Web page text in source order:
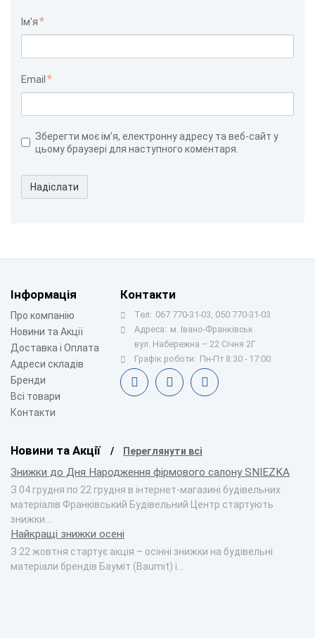
Ім'я
Email
Зберегти моє ім’я, електронну адресу та веб-сайт у
цьому браузері для наступного коментаря.
Надіслати
Інформація
Про компанію
Новини та Акції
Доставка і Оплата
Адреси складів
Бренди
Всі товари
Контакти
Контакти
Тел: 067 770-31-03, 050 770-31-03
Адреса: м. Івано-Франківськ
вул. Набережна – 22 Січня 2Г
Графік роботи: Пн-Пт 8:30 - 17:00
Новини та Акції Переглянути всі
Знижки до Дня Народження фірмового салону SNIEZKA
З 04 грудня по 22 грудня в інтернет-магазині будівельних
матеріалів Франківський Будівельний Центр стартують
знижки…
Найкращі знижки осені
З 22 жовтня стартує акція – осінні знижки на будівельні
матеріали брендів Бауміт (Baumit) і…